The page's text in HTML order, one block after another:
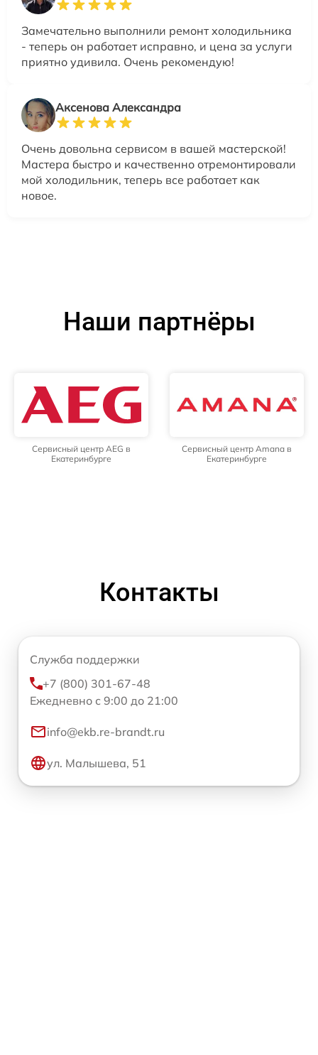
Замечательно выполнили ремонт холодильника
- теперь он работает исправно, и цена за услуги
приятно удивила. Очень рекомендую!
Аксенова Александра
Очень довольна сервисом в вашей мастерской!
Мастера быстро и качественно отремонтировали
мой холодильник, теперь все работает как
новое.
Наши партнёры
Сервисный центр AEG в
Екатеринбурге
Сервисный центр Amana в
Екатеринбурге
Контакты
Служба поддержки
+7 (800) 301-67-48
Ежедневно с 9:00 до 21:00
info@ekb.re-brandt.ru
ул. Малышева, 51